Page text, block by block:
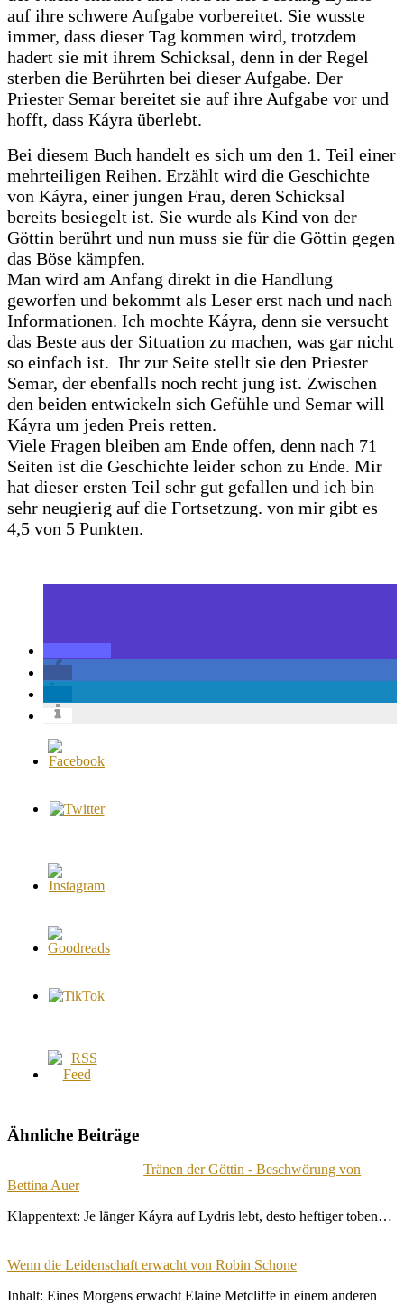
auf ihre schwere Aufgabe vorbereitet. Sie wusste
immer, dass dieser Tag kommen wird, trotzdem
hadert sie mit ihrem Schicksal, denn in der Regel
sterben die Berührten bei dieser Aufgabe. Der
Priester Semar bereitet sie auf ihre Aufgabe vor und
hofft, dass Káyra überlebt.
Bei diesem Buch handelt es sich um den 1. Teil einer
mehrteiligen Reihen. Erzählt wird die Geschichte
von Káyra, einer jungen Frau, deren Schicksal
bereits besiegelt ist. Sie wurde als Kind von der
Göttin berührt und nun muss sie für die Göttin gegen
das Böse kämpfen.
Man wird am Anfang direkt in die Handlung
geworfen und bekommt als Leser erst nach und nach
Informationen. Ich mochte Káyra, denn sie versucht
das Beste aus der Situation zu machen, was gar nicht
so einfach ist. Ihr zur Seite stellt sie den Priester
Semar, der ebenfalls noch recht jung ist. Zwischen
den beiden entwickeln sich Gefühle und Semar will
Káyra um jeden Preis retten.
Viele Fragen bleiben am Ende offen, denn nach 71
Seiten ist die Geschichte leider schon zu Ende. Mir
hat dieser ersten Teil sehr gut gefallen und ich bin
sehr neugierig auf die Fortsetzung. von mir gibt es
4,5 von 5 Punkten.
Ähnliche Beiträge
Tränen der Göttin - Beschwörung von
Bettina Auer
Klappentext: Je länger Káyra auf Lydris lebt, desto heftiger toben…
Wenn die Leidenschaft erwacht von Robin Schone
Inhalt: Eines Morgens erwacht Elaine Metcliffe in einem anderen